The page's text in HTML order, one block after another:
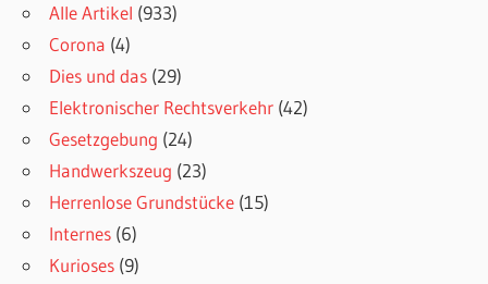
Alle Artikel (933)
Corona (4)
Dies und das (29)
Elektronischer Rechtsverkehr (42)
Gesetzgebung (24)
Handwerkszeug (23)
Herrenlose Grundstücke (15)
Internes (6)
Kurioses (9)